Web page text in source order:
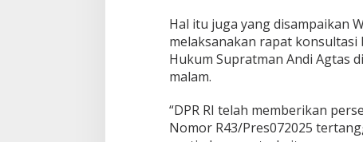
Hal itu juga yang disampaikan
melaksanakan rapat
Hukum Supratman Andi Agtas
malam.
“DPR RI telah memberikan
Nomor R43/Pres072025